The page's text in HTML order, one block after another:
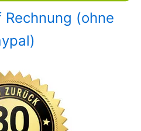
(ohne